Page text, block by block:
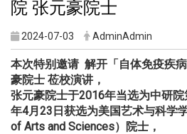
院 张元豪院士
2024-07-03 AdminAdmin
本次特别邀请 解开「自体免疫疾
豪院士 莅校演讲，
张元豪院士于2016年当选为中研院
年4月 23 日获选为美国艺术与科学
of Arts and Sciences）院士，